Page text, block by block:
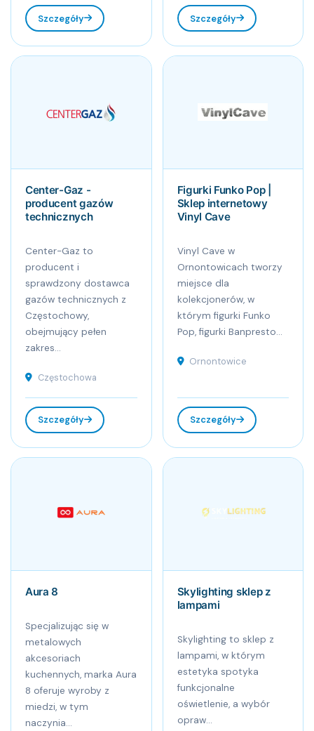
Szczegóły Szczegóły
Center-Gaz -
producent gazów
technicznych
Center-Gaz to
producent i
sprawdzony dostawca
gazów technicznych z
Częstochowy,
obejmujący pełen
zakres...
Częstochowa
Szczegóły
Figurki Funko Pop |
Sklep internetowy
Vinyl Cave
Vinyl Cave w
Ornontowicach tworzy
miejsce dla
kolekcjonerów, w
którym figurki Funko
Pop, figurki Banpresto...
Ornontowice
Szczegóły
Aura 8
Specjalizując się w
metalowych
akcesoriach
kuchennych, marka Aura
8 oferuje wyroby z
miedzi, w tym
naczynia...
Skylighting sklep z
lampami
Skylighting to sklep z
lampami, w którym
estetyka spotyka
funkcjonalne
oświetlenie, a wybór
opraw...